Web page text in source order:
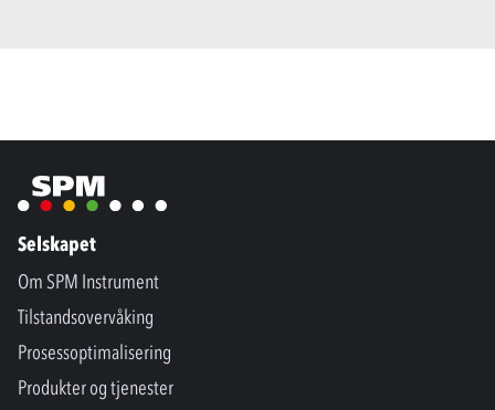
Selskapet
Om SPM Instrument
Tilstandsovervåking
Prosessoptimalisering
Produkter og tjenester